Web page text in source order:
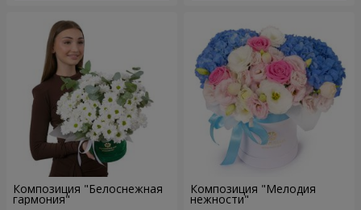
Композиция "Белоснежная
гармония"
Композиция "Мелодия
нежности"